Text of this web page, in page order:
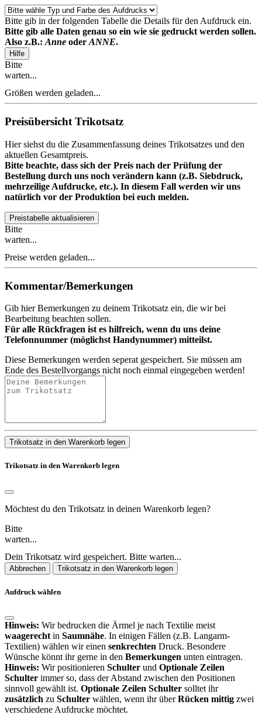
Bitte gib in der folgenden Tabelle die Details für den Aufdruck ein.
Bitte gib alle Daten genau so ein wie sie gedruckt werden sollen.
Also z.B.: Anne oder ANNE.
Hilfe
Bitte
warten...
Größen werden geladen...
Preisübersicht Trikotsatz
Hier siehst du die Zusammenfassung deines Trikotsatzes und den
aktuellen Gesamtpreis.
Bitte beachte, dass sich der Preis nach der Prüfung der
Bestellung durch uns noch verändern kann (z.B. Siebdruck,
mehrzeilige Aufdrucke, etc.). In diesem Fall werden wir uns
natürlich vor der Produktion bei euch melden.
Preistabelle aktualisieren
Bitte
warten...
Preise werden geladen...
Kommentar/Bemerkungen
Gib hier Bemerkungen zu deinem Trikotsatz ein, die wir bei
Bearbeitung beachten sollen.
Für alle Rückfragen ist es hilfreich, wenn du uns deine
Telefonnummer (möglichst Handynummer) mitteilst.
Diese Bemerkungen werden seperat gespeichert. Sie müssen am
Ende des Bestellvorgangs nicht noch einmal eingegeben werden!
Trikotsatz in den Warenkorb legen
Trikotsatz in den Warenkorb legen
Möchtest du den Trikotsatz in deinen Warenkorb legen?
Bitte
warten...
Dein Trikotsatz wird gespeichert. Bitte warten...
Abbrechen Trikotsatz in den Warenkorb legen
Aufdruck wählen
Hinweis: Wir bedrucken die Ärmel je nach Textilie meist
waagerecht in Saumnähe. In einigen Fällen (z.B. Langarm-
Textilien) wählen wir einen senkrechten Druck. Besondere
Wünsche könnt ihr gerne in den Bemerkungen unten eintragen.
Hinweis: Wir positionieren Schulter und Optionale Zeilen
Schulter immer so, dass der Abstand zwischen den Positionen
sinnvoll gewählt ist. Optionale Zeilen Schulter solltet ihr
zusätzlich zu Schulter wählen, wenn ihr überRücken mittig zwei
verschiedene Aufdrucke möchtet.